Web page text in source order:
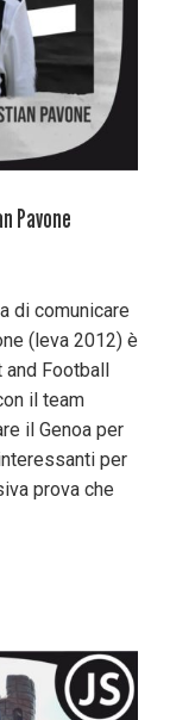
Pavone
di comunicare
(leva 2012) è
and Football
il team
il Genoa per
per
prova che